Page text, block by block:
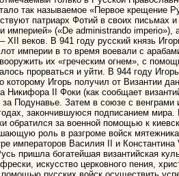
так называемое «Первое крещение
патриарх Фотий в своих письмах
империей» («De administrando
XII веков. В 941 году русский князь
империи в то время воевали с
их «греческим огнем», с
прорваться и уйти. В 944 году
которому Игорь получил от Византии
Никифора II Фоки (как сообщает
за Подунавье. Затем в союзе с
закончившуюся подписанием мира.
обратился за военной помощью к
роль в разгроме войск
императоров Василия II и
пришла богатейшая византийская
искусство церковного пения,